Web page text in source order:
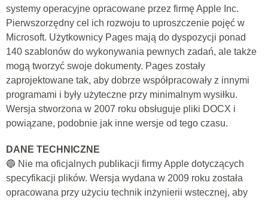
systemy operacyjne opracowane przez firmę Apple Inc.
Pierwszorzędny cel ich rozwoju to uproszczenie pojęć w
Microsoft. Użytkownicy Pages mają do dyspozycji ponad
140 szablonów do wykonywania pewnych zadań, ale także
mogą tworzyć swoje dokumenty. Pages zostały
zaprojektowane tak, aby dobrze współpracowały z innymi
programami i były użyteczne przy minimalnym wysiłku.
Wersja stworzona w 2007 roku obsługuje pliki DOCX i
powiązane, podobnie jak inne wersje od tego czasu.
DANE TECHNICZNE
🔵 Nie ma oficjalnych publikacji firmy Apple dotyczących
specyfikacji plików. Wersja wydana w 2009 roku została
opracowana przy użyciu technik inżynierii wstecznej, aby